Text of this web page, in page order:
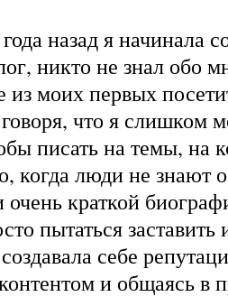
назад я начинала
никто не знал обо
из моих первых
что я слишком
писать на темы, на
когда люди не знают
очень краткой
пытаться
себе
и общаясь в